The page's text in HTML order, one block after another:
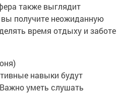
также выглядит
получите неожиданную
время отдыху и заботе
навыки будут
уметь слушать